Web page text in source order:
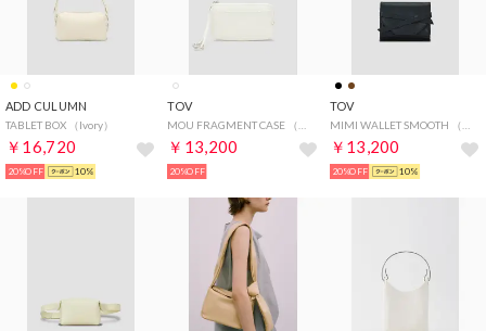
ADD CULUMN
TABLET BOX （Ivory）
￥16,720
20%OFF 10%
TOV
￥13,200
20%OFF
TOV
￥13,200
20%OFF 10%